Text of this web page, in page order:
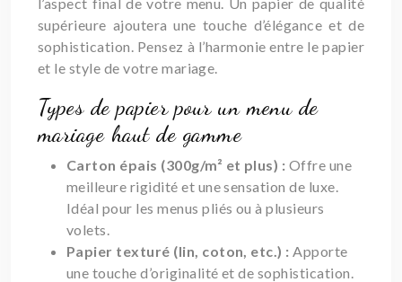
supérieure ajoutera une touche d’élégance et de
sophistication. Pensez à l’harmonie entre le papier
et le style de votre mariage.
Types de papier pour un menu de
mariage haut de gamme
Carton épais (300g/m² et plus) : Offre une
meilleure rigidité et une sensation de luxe.
Idéal pour les menus pliés ou à plusieurs
volets.
Papier texturé (lin, coton, etc.) :Apporte
une touche d’originalité et de sophistication.